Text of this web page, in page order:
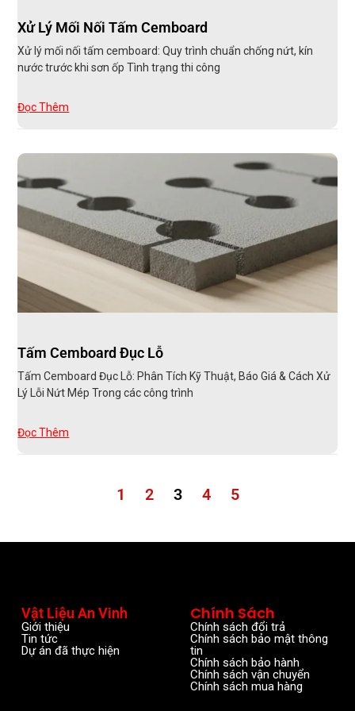
Xử Lý Mối Nối Tấm Cemboard
Xử lý mối nối tấm cemboard: Quy trình chuẩn chống nứt, kín
nước trước khi sơn ốp Tình trạng thi công
Đọc Thêm
Tấm Cemboard Đục Lỗ
Tấm Cemboard Đục Lỗ: Phân Tích Kỹ Thuật, Báo Giá & Cách Xử
Lý Lỗi Nứt Mép Trong các công trình
Đọc Thêm
1 2 3 4 5
Vật Liệu An Vinh
Giới thiệu
Tin tức
Dự án đã thực hiện
Chính Sách
Chính sách đổi trả
Chính sách bảo mật thông
tin
Chính sách bảo hành
Chính sách vận chuyển
Chính sách mua hàng